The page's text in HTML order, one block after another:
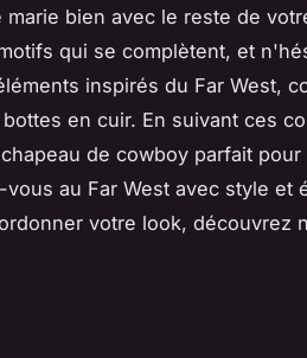
bien avec le reste de
qui se complètent, et
inspirés du Far West,
en cuir. En suivant ces
de cowboy parfait
au Far West avec style et
votre look, découvrez